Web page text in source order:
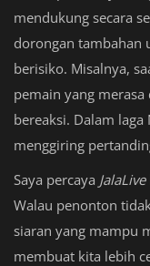
mendukung secara
dorongan tambahan
berisiko. Misalnya,
pemain yang
bereaksi. Dalam
menggiring
Saya percaya JalaLive
Walau penonton
siaran yang mampu
membuat kita lebih